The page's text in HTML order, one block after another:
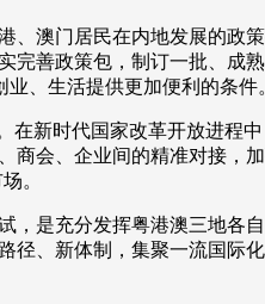
澳门居民在内地发展的政
善政策包，制订一批、成
、生活提供更加便利的条件
新时代国家改革开放进程
会、企业间的精准对接，
。
是充分发挥粤港澳三地各
、新体制，集聚一流国际